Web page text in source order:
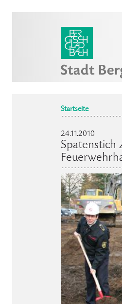
Startseite
24.11.2010
Spatenstich